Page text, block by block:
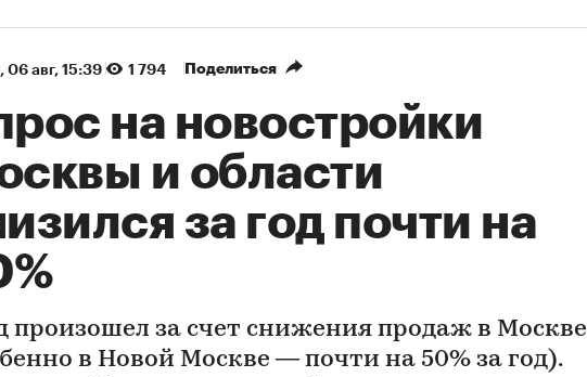
⁠, 06 авг, 15:39 1 794 Поделиться
на новостройки
и области
за год почти на
произошел за счет снижения продаж в Москве
в Новой Москве — почти на 50% за год).